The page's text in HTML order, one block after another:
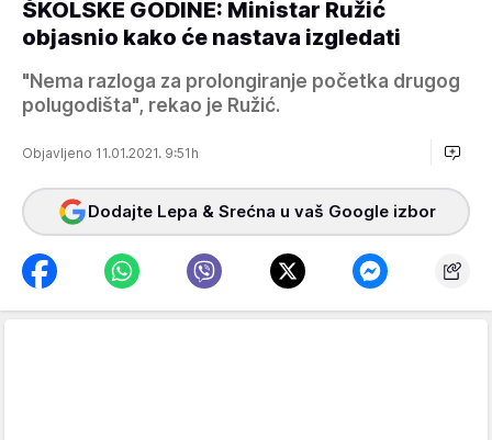
ŠKOLSKE GODINE: Ministar Ružić
objasnio kako će nastava izgledati
"Nema razloga za prolongiranje početka drugog
polugodišta", rekao je Ružić.
Objavljeno 11.01.2021. 9:51h
Dodajte Lepa & Srećna u vaš Google izbor